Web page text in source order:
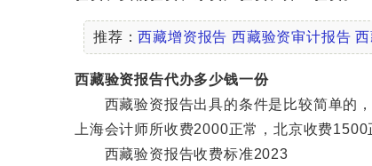
推荐：西藏增资报告 西藏验资审计报告
西藏验资报告代办多少钱一份
西藏验资报告出具的条件是比较简单的，
上海会计师所收费2000正常，北京收费
西藏验资报告收费标准2023